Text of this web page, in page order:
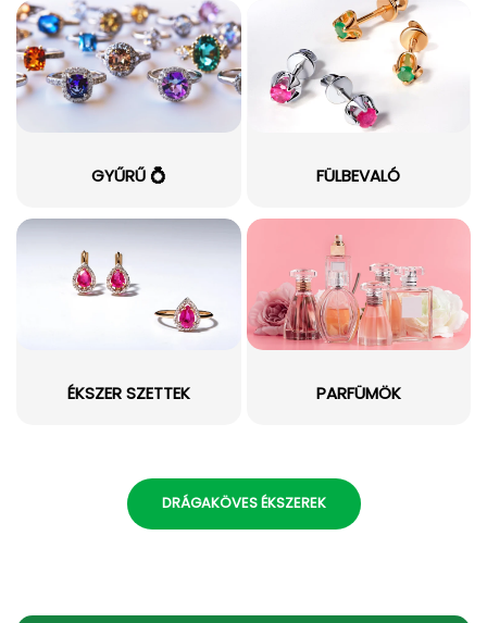
GYŰRŰ 💍 FÜLBEVALÓ
ÉKSZER SZETTEK PARFÜMÖK
DRÁGAKÖVES ÉKSZEREK